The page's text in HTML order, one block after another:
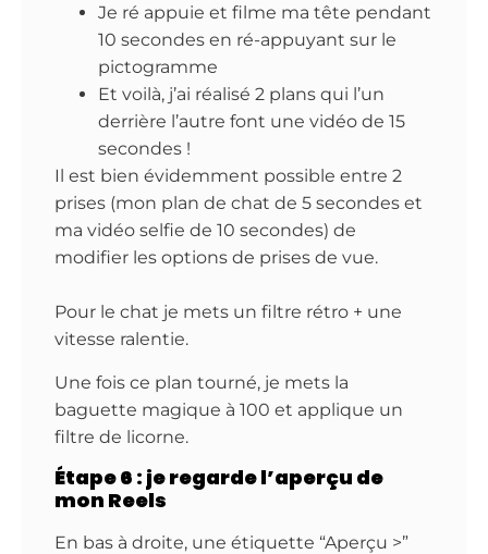
Je ré appuie et filme ma tête pendant
10 secondes en ré-appuyant sur le
pictogramme
Et voilà, j’ai réalisé 2 plans qui l’un
derrière l’autre font une vidéo de 15
secondes !
Il est bien évidemment possible entre 2
prises (mon plan de chat de 5 secondes et
ma vidéo selfie de 10 secondes) de
modifier les options de prises de vue.
Pour le chat je mets un filtre rétro + une
vitesse ralentie.
Une fois ce plan tourné, je mets la
baguette magique à 100 et applique un
filtre de licorne.
Étape 6 : je regarde l’aperçu de
mon Reels
En bas à droite, une étiquette “Aperçu >”